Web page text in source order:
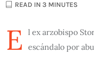
READ IN 3 MINUTES
E l ex arzobispo
escándalo por